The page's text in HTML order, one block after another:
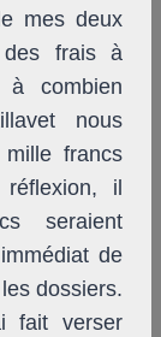
mes deux
des frais à
combien
nous
francs
il
seraient
de
dossiers.
fait verser